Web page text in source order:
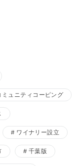
ミュニティコーピング
ワイナリー設立
千葉版